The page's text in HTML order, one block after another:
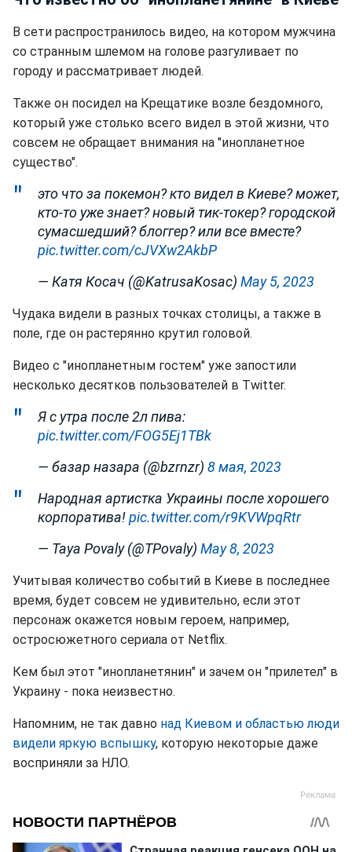
В сети распространилось видео, на котором мужчина
со странным шлемом на голове разгуливает по
городу и рассматривает людей.
Также он посидел на Крещатике возле бездомного,
который уже столько всего видел в этой жизни, что
совсем не обращает внимания на "инопланетное
существо".
это что за покемон? кто видел в Киеве? может,
кто-то уже знает? новый тик-токер? городской
сумасшедший? блоггер? или все вместе?
pic.twitter.com/cJVXw2AkbP
— Катя Косач (@KatrusaKosac) May 5, 2023
Чудака видели в разных точках столицы, а также в
поле, где он растерянно крутил головой.
Видео с "инопланетным гостем" уже запостили
несколько десятков пользователей в Twitter.
Я с утра после 2л пива:
pic.twitter.com/FOG5Ej1TBk
— базар назара (@bzrnzr) 8 мая, 2023
Народная артистка Украины после хорошего
корпоратива!pic.twitter.com/r9KVWpqRtr
— Taya Povaly (@TPovaly) May 8, 2023
Учитывая количество событий в Киеве в последнее
время, будет совсем не удивительно, если этот
персонаж окажется новым героем, например,
остросюжетного сериала от Netflix.
Кем был этот "инопланетянин" и зачем он "прилетел" в
Украину - пока неизвестно.
Напомним, не так давно над Киевом и областью люди
видели яркую вспышку, которую некоторые даже
восприняли за НЛО.